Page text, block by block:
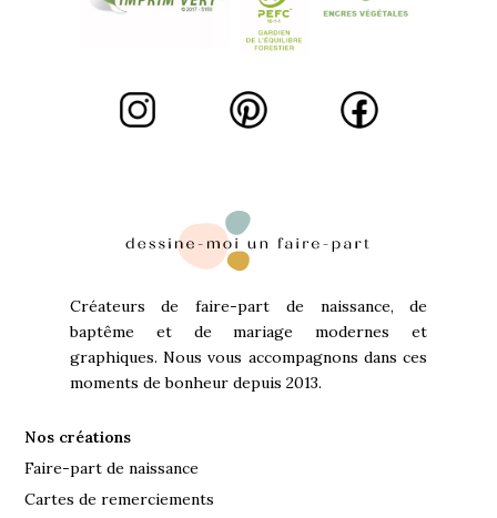
Créateurs de faire-part de naissance, de
baptême et de mariage modernes et
graphiques. Nous vous accompagnons dans ces
moments de bonheur depuis 2013.
Nos créations
Faire-part de naissance
Cartes de remerciements